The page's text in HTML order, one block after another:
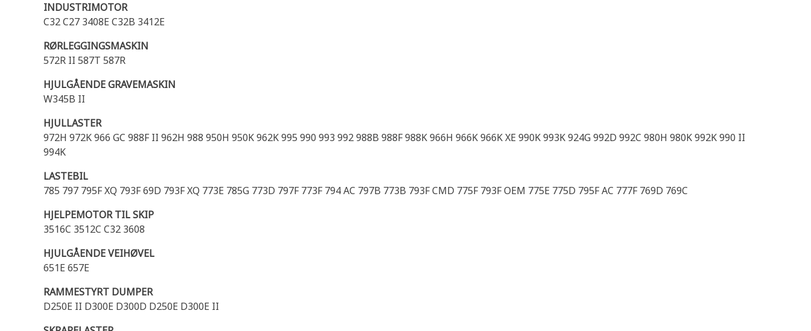
INDUSTRIMOTOR
C32 C27 3408E C32B 3412E
RØRLEGGINGSMASKIN
572R II 587T 587R
HJULGÅENDE GRAVEMASKIN
W345B II
HJULLASTER
972H 972K 966 GC 988F II 962H 988 950H 950K 962K 995 990 993 992 988B 988F 988K 966H 966K 966K XE 990K 993K 924G 992D 992C 980H 980K 992K 990 II
994K
LASTEBIL
785 797 795F XQ 793F 69D 793F XQ 773E 785G 773D 797F 773F 794 AC 797B 773B 793F CMD 775F 793F OEM 775E 775D 795F AC 777F 769D 769C
HJELPEMOTOR TIL SKIP
3516C 3512C C32 3608
HJULGÅENDE VEIHØVEL
651E 657E
RAMMESTYRT DUMPER
D250E II D300E D300D D250E D300E II